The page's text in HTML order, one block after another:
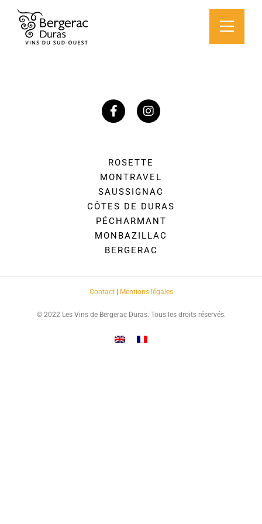
ROSETTE
MONTRAVEL
SAUSSIGNAC
CÔTES DE DURAS
PÉCHARMANT
MONBAZILLAC
BERGERAC
Contact| Mentions légales
© 2022 Les Vins de Bergerac Duras. Tous les droits réservés.